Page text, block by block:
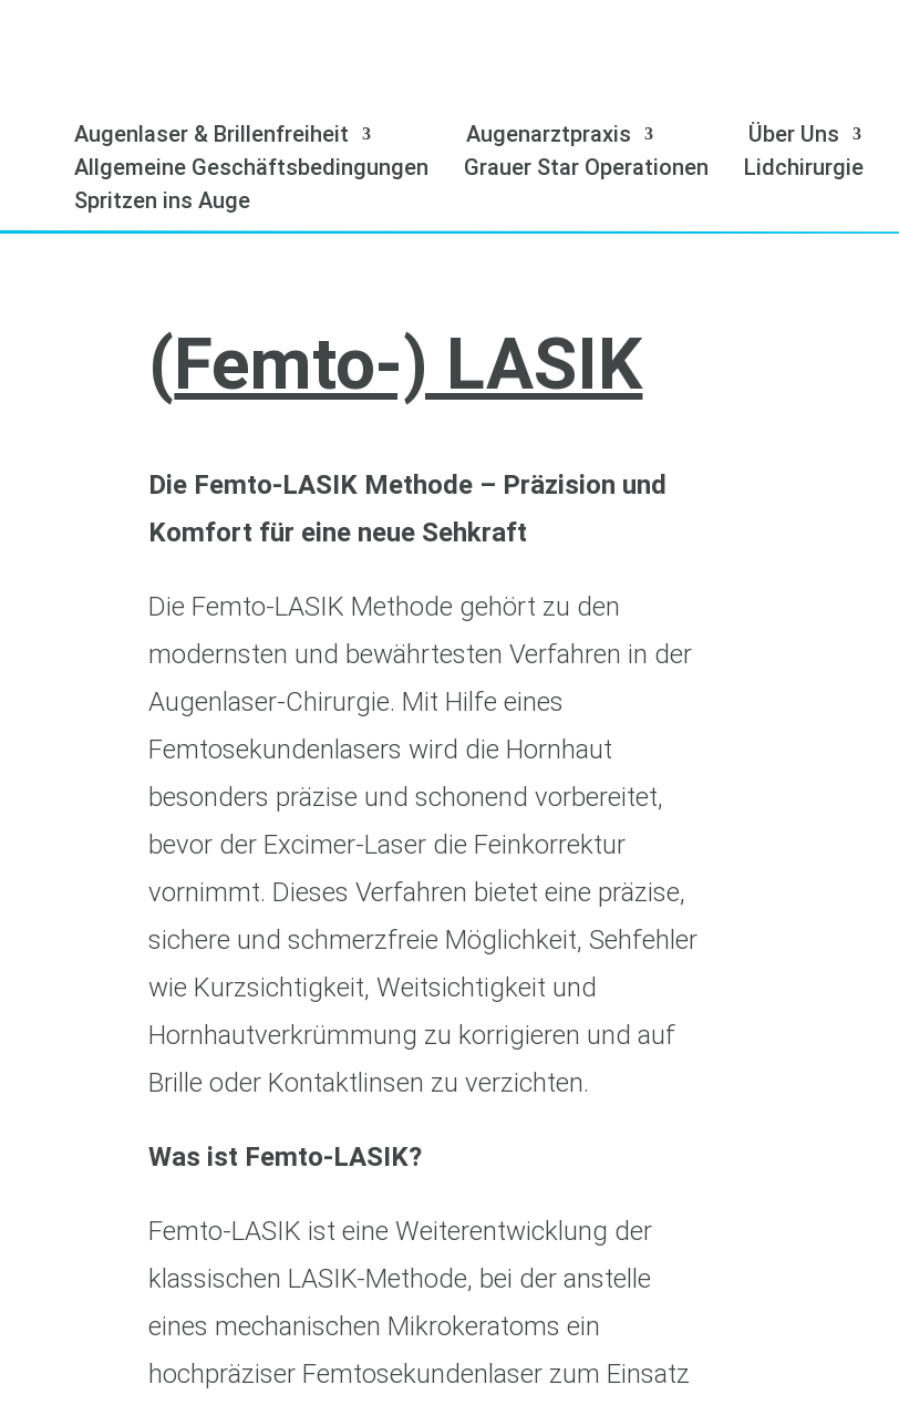
Augenlaser & Brillenfreiheit Augenarztpraxis Über Uns
Allgemeine Geschäftsbedingungen
Grauer Star Operationen Lidchirurgie
Spritzen ins Auge
(Femto-) LASIK
Die Femto-LASIK Methode – Präzision und
Komfort für eine neue Sehkraft
Die Femto-LASIK Methode gehört zu den
modernsten und bewährtesten Verfahren in der
Augenlaser-Chirurgie. Mit Hilfe eines
Femtosekundenlasers wird die Hornhaut
besonders präzise und schonend vorbereitet,
bevor der Excimer-Laser die Feinkorrektur
vornimmt. Dieses Verfahren bietet eine präzise,
sichere und schmerzfreie Möglichkeit, Sehfehler
wie Kurzsichtigkeit, Weitsichtigkeit und
Hornhautverkrümmung zu korrigieren und auf
Brille oder Kontaktlinsen zu verzichten.
Was ist Femto-LASIK?
Femto-LASIK ist eine Weiterentwicklung der
klassischen LASIK-Methode, bei der anstelle
eines mechanischen Mikrokeratoms ein
hochpräziser Femtosekundenlaser zum Einsatz